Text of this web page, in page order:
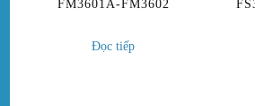
FM3601A-FM3602
Đọc tiếp